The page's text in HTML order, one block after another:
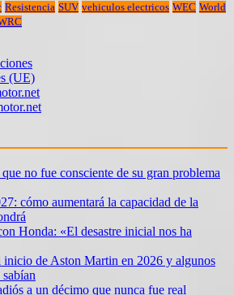
Resistencia SUV vehiculos electricos WEC World
(UE)
no fue consciente de su gran problema
cómo aumentará la capacidad de la
Honda: «El desastre inicial nos ha
inicio de Aston Martin en 2026 y algunos
a un décimo que nunca fue real